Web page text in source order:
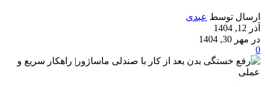
ارسال توسط عبدی
آذر 12, 1404
در مهر 30, 1404
0